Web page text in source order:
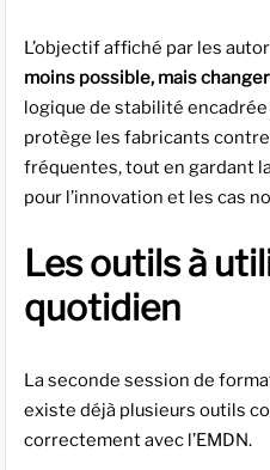
L’objectif affiché par les
moins possible, mais
logique de stabilité
protège les fabricants
fréquentes, tout en gardant
pour l’innovation et les cas
Les outils à
quotidien
La seconde session de
existe déjà plusieurs outils
correctement avec l’EMDN.